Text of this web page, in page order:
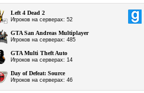
Left 4 Dead 2
Игроков на серверах: 52
GTA San Andreas Multiplayer
Игроков на серверах: 485
GTA Multi Theft Auto
Игроков на серверах: 14
Day of Defeat: Source
Игроков на серверах: 46